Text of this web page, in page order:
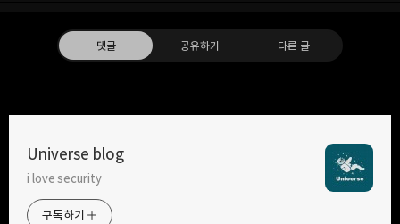
댓글 공유하기 다른 글
Universe blog
i love security
구독하기
트위터